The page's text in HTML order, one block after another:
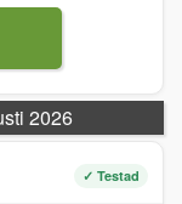
2026
✓ Testad